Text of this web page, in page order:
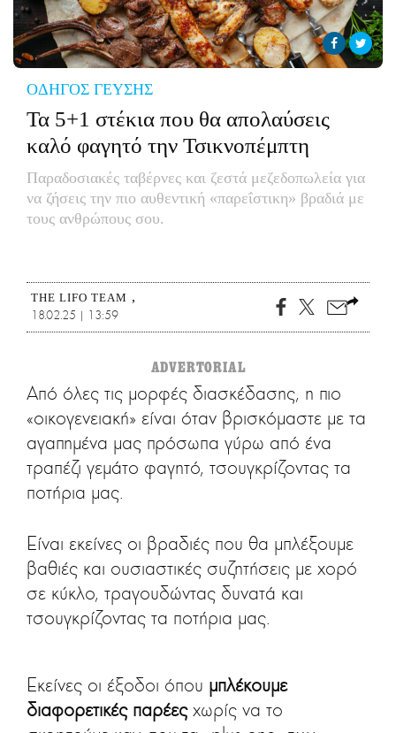
CITY GUIDE
ΑΜΠΑ
PRINT
ΟΔΗΓΟΣ ΓΕΥΣΗΣ
Τα 5+1 στέκια που θα απολαύσεις
καλό φαγητό την Τσικνοπέμπτη
Παραδοσιακές ταβέρνες και ζεστά μεζεδοπωλεία για
να ζήσεις την πιο αυθεντική «παρεΐστικη» βραδιά με
τους ανθρώπους σου.
THE LIFO TEAM
18.02.25 | 13:59
ADVERTORIAL
Από όλες τις μορφές διασκέδασης, η πιο
«οικογενειακή» είναι όταν βρισκόμαστε με τα
αγαπημένα μας πρόσωπα γύρω από ένα
τραπέζι γεμάτο φαγητό, τσουγκρίζοντας τα
ποτήρια μας.
Είναι εκείνες οι βραδιές που θα μπλέξουμε
βαθιές και ουσιαστικές συζητήσεις με χορό
σε κύκλο, τραγουδώντας δυνατά και
τσουγκρίζοντας τα ποτήρια μας.
Εκείνες οι έξοδοι όπου μπλέκουμε
διαφορετικές παρέεςχωρίς να το